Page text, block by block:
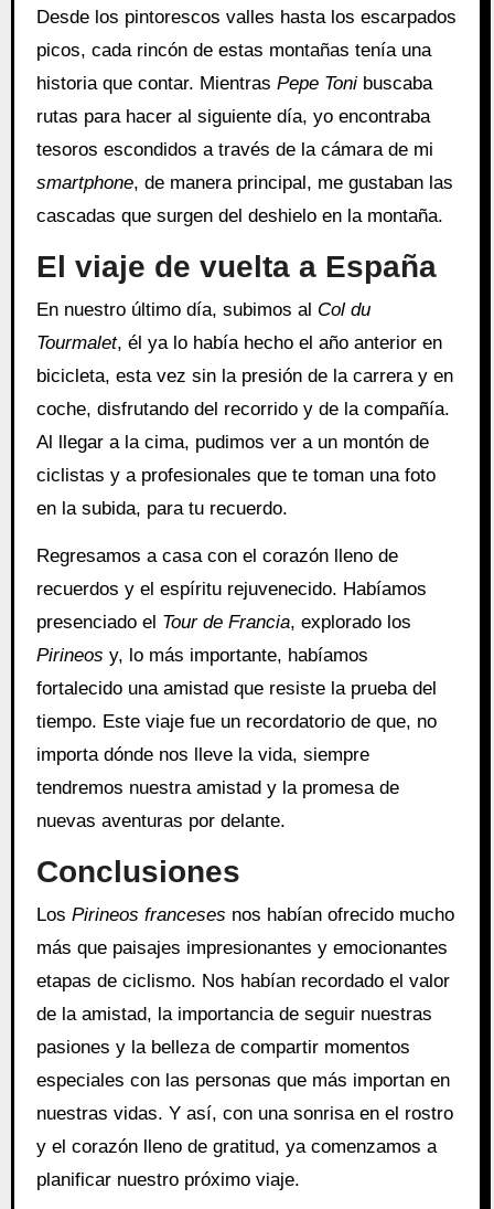
Desde los pintorescos valles hasta los escarpados
picos, cada rincón de estas montañas tenía una
historia que contar. Mientras Pepe Tonibuscaba
rutas para hacer al siguiente día, yo encontraba
tesoros escondidos a través de la cámara de mi
smartphone, de manera principal, me gustaban las
cascadas que surgen del deshielo en la montaña.
El viaje de vuelta a España
En nuestro último día, subimos al Col du
Tourmalet, él ya lo había hecho el año anterior en
bicicleta, esta vez sin la presión de la carrera y en
coche, disfrutando del recorrido y de la compañía.
Al llegar a la cima, pudimos ver a un montón de
ciclistas y a profesionales que te toman una foto
en la subida, para tu recuerdo.
Regresamos a casa con el corazón lleno de
recuerdos y el espíritu rejuvenecido. Habíamos
presenciado el Tour de Francia, explorado los
Pirineos y, lo más importante, habíamos
fortalecido una amistad que resiste la prueba del
tiempo. Este viaje fue un recordatorio de que, no
importa dónde nos lleve la vida, siempre
tendremos nuestra amistad y la promesa de
nuevas aventuras por delante.
Conclusiones
Los Pirineos franceses nos habían ofrecido mucho
más que paisajes impresionantes y emocionantes
etapas de ciclismo. Nos habían recordado el valor
de la amistad, la importancia de seguir nuestras
pasiones y la belleza de compartir momentos
especiales con las personas que más importan en
nuestras vidas. Y así, con una sonrisa en el rostro
y el corazón lleno de gratitud, ya comenzamos a
planificar nuestro próximo viaje.